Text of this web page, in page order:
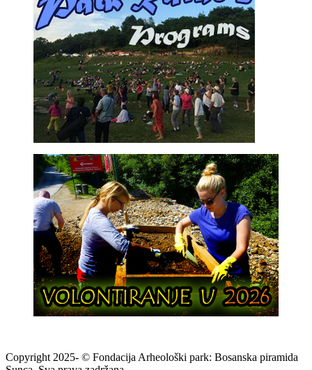
Copyright 2025- © Fondacija Arheološki park: Bosanska piramida